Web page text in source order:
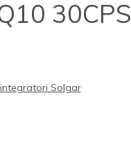
30CPS
Solgar